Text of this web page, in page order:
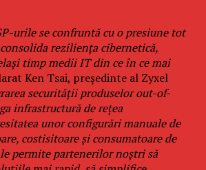
urile se confruntă cu o presiune tot
reziliența cibernetică,
timp medii IT din ce în ce mai
Ken Tsai, președinte al Zyxel
securității produselor out-of-
infrastructură de rețea
unor configurări manuale de
costisitoare și consumatoare de
permite partenerilor noștri să